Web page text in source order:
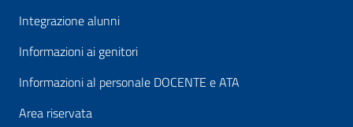
Integrazione alunni
Informazioni ai genitori
Informazioni al personale DOCENTE e ATA
Area riservata